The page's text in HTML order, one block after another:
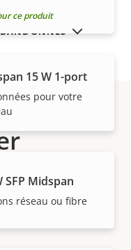
ce produit
15 W 1-port
pour votre
SFP Midspan
réseau ou fibre
individuels sont
experte par nos